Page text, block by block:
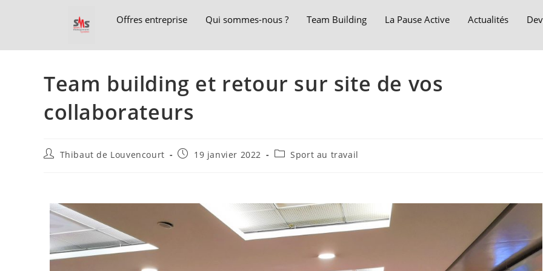
Offres entreprise Qui sommes-nous ? Team Building La Pause Active Actualités
Team building et retour sur site de vos
collaborateurs
Thibaut de Louvencourt 19 janvier 2022 Sport au travail